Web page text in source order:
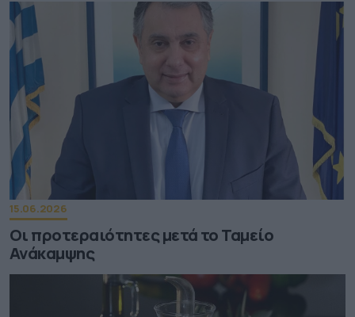
15.06.2026
Οι προτεραιότητες μετά το Ταμείο
Ανάκαμψης